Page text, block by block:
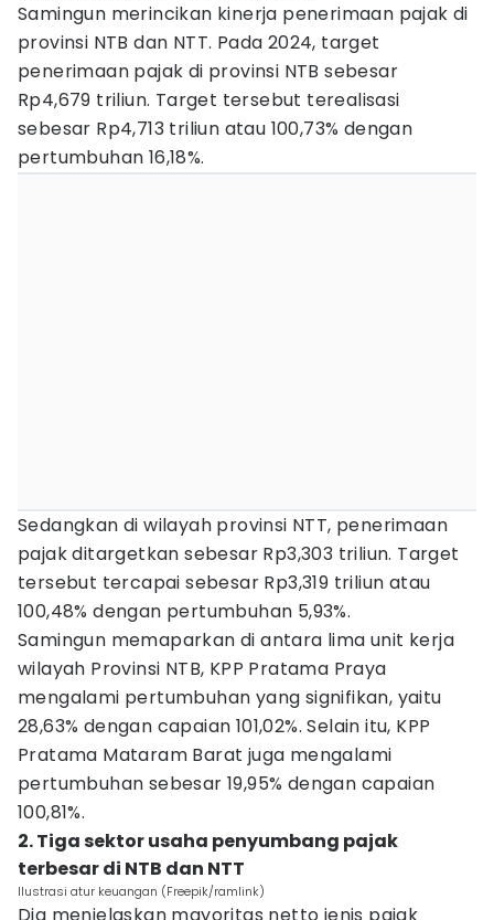
Samingun merincikan kinerja penerimaan pajak di
provinsi NTB dan NTT. Pada 2024, target
penerimaan pajak di provinsi NTB sebesar
Rp4,679 triliun. Target tersebut terealisasi
sebesar Rp4,713 triliun atau 100,73% dengan
pertumbuhan 16,18%.
Sedangkan di wilayah provinsi NTT, penerimaan
pajak ditargetkan sebesar Rp3,303 triliun. Target
tersebut tercapai sebesar Rp3,319 triliun atau
100,48% dengan pertumbuhan 5,93%.
Samingun memaparkan di antara lima unit kerja
wilayah Provinsi NTB, KPP Pratama Praya
mengalami pertumbuhan yang signifikan, yaitu
28,63% dengan capaian 101,02%. Selain itu, KPP
Pratama Mataram Barat juga mengalami
pertumbuhan sebesar 19,95% dengan capaian
100,81%.
2. Tiga sektor usaha penyumbang pajak
terbesar di NTB dan NTT
Ilustrasi atur keuangan (Freepik/ramlink)